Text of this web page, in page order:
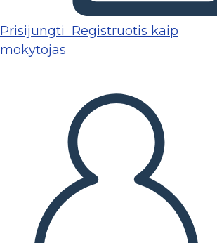
Prisijungti Registruotis kaip
mokytojas